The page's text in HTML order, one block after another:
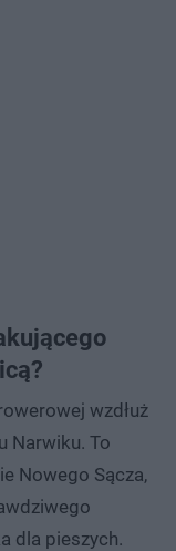
wzdłuż
Narwiku. To
Nowego Sącza,
dla pieszych.